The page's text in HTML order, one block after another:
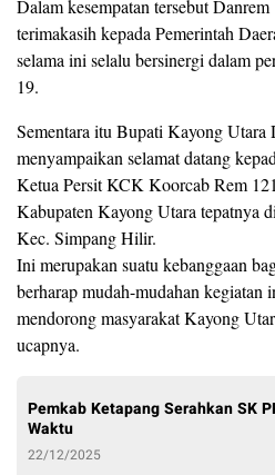
Dalam kesempatan tersebut
terimakasih kepada Pemerintah
selama ini selalu bersinergi dalam
19.
Sementara itu Bupati Kayong Utara
menyampaikan selamat datang
Ketua Persit KCK Koorcab Rem
Kabupaten Kayong Utara tepatnya
Kec. Simpang Hilir.
Ini merupakan suatu kebanggaan
berharap mudah-mudahan kegiatan
mendorong masyarakat Kayong
ucapnya.
Pemkab Ketapang Serahkan SK
Waktu
22/12/2025